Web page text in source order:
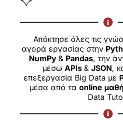
Απόκτησε όλες τις
αγορά εργασίας στην
NumPy & Pandas, την
μέσω APIs & JSON,
επεξεργασία Big Data με
μέσα από τα online
Data